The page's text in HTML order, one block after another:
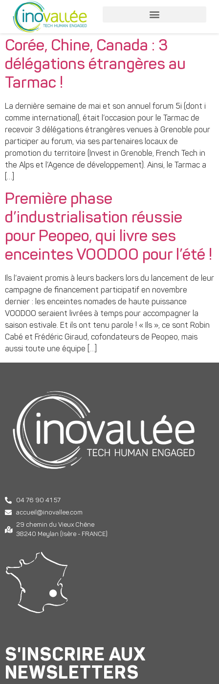
Corée, Chine, Canada : 3
délégations étrangères au
Tarmac !
La dernière semaine de mai et son annuel forum 5i (dont i
comme international), était l’occasion pour le Tarmac de
recevoir 3 délégations étrangères venues à Grenoble pour
participer au forum, via ses partenaires locaux de
promotion du territoire (Invest in Grenoble, French Tech in
the Alps et l’Agence de développement). Ainsi, le Tarmac a
[…]
Première phase
d’industrialisation réussie
pour Peopeo, qui livre ses
enceintes VOODOO pour l’été !
Ils l’avaient promis à leurs backers lors du lancement de leur
campagne de financement participatif en novembre
dernier : les enceintes nomades de haute puissance
VOODOO seraient livrées à temps pour accompagner la
saison estivale. Et ils ont tenu parole ! « Ils », ce sont Robin
Cabé et Frédéric Giraud, cofondateurs de Peopeo, mais
aussi toute une équipe […]
04 76 90 41 57
accueil@inovallee.com
29 chemin du Vieux Chêne
38240 Meylan (Isère - FRANCE)
S'INSCRIRE AUX
NEWSLETTERS